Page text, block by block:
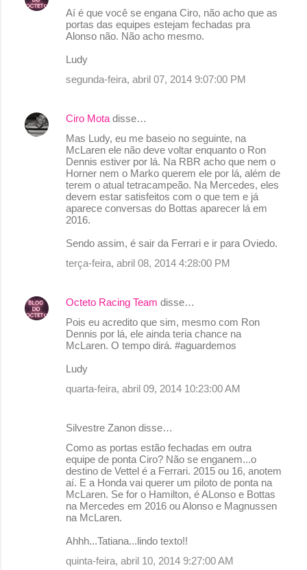
Aí é que você se engana Ciro, não acho que as
portas das equipes estejam fechadas pra
Alonso não. Não acho mesmo.
Ludy
segunda-feira, abril 07, 2014 9:07:00 PM
Ciro Mota disse…
Mas Ludy, eu me baseio no seguinte, na
McLaren ele não deve voltar enquanto o Ron
Dennis estiver por lá. Na RBR acho que nem o
Horner nem o Marko querem ele por lá, além de
terem o atual tetracampeão. Na Mercedes, eles
devem estar satisfeitos com o que tem e já
aparece conversas do Bottas aparecer lá em
2016.
Sendo assim, é sair da Ferrari e ir para Oviedo.
terça-feira, abril 08, 2014 4:28:00 PM
Octeto Racing Team disse…
Pois eu acredito que sim, mesmo com Ron
Dennis por lá, ele ainda teria chance na
McLaren. O tempo dirá. #aguardemos
Ludy
quarta-feira, abril 09, 2014 10:23:00 AM
Silvestre Zanon disse…
Como as portas estão fechadas em outra
equipe de ponta Ciro? Não se enganem...o
destino de Vettel é a Ferrari. 2015 ou 16, anotem
aí. E a Honda vai querer um piloto de ponta na
McLaren. Se for o Hamilton, é ALonso e Bottas
na Mercedes em 2016 ou Alonso e Magnussen
na McLaren.
Ahhh...Tatiana...lindo texto!!
quinta-feira, abril 10, 2014 9:27:00 AM